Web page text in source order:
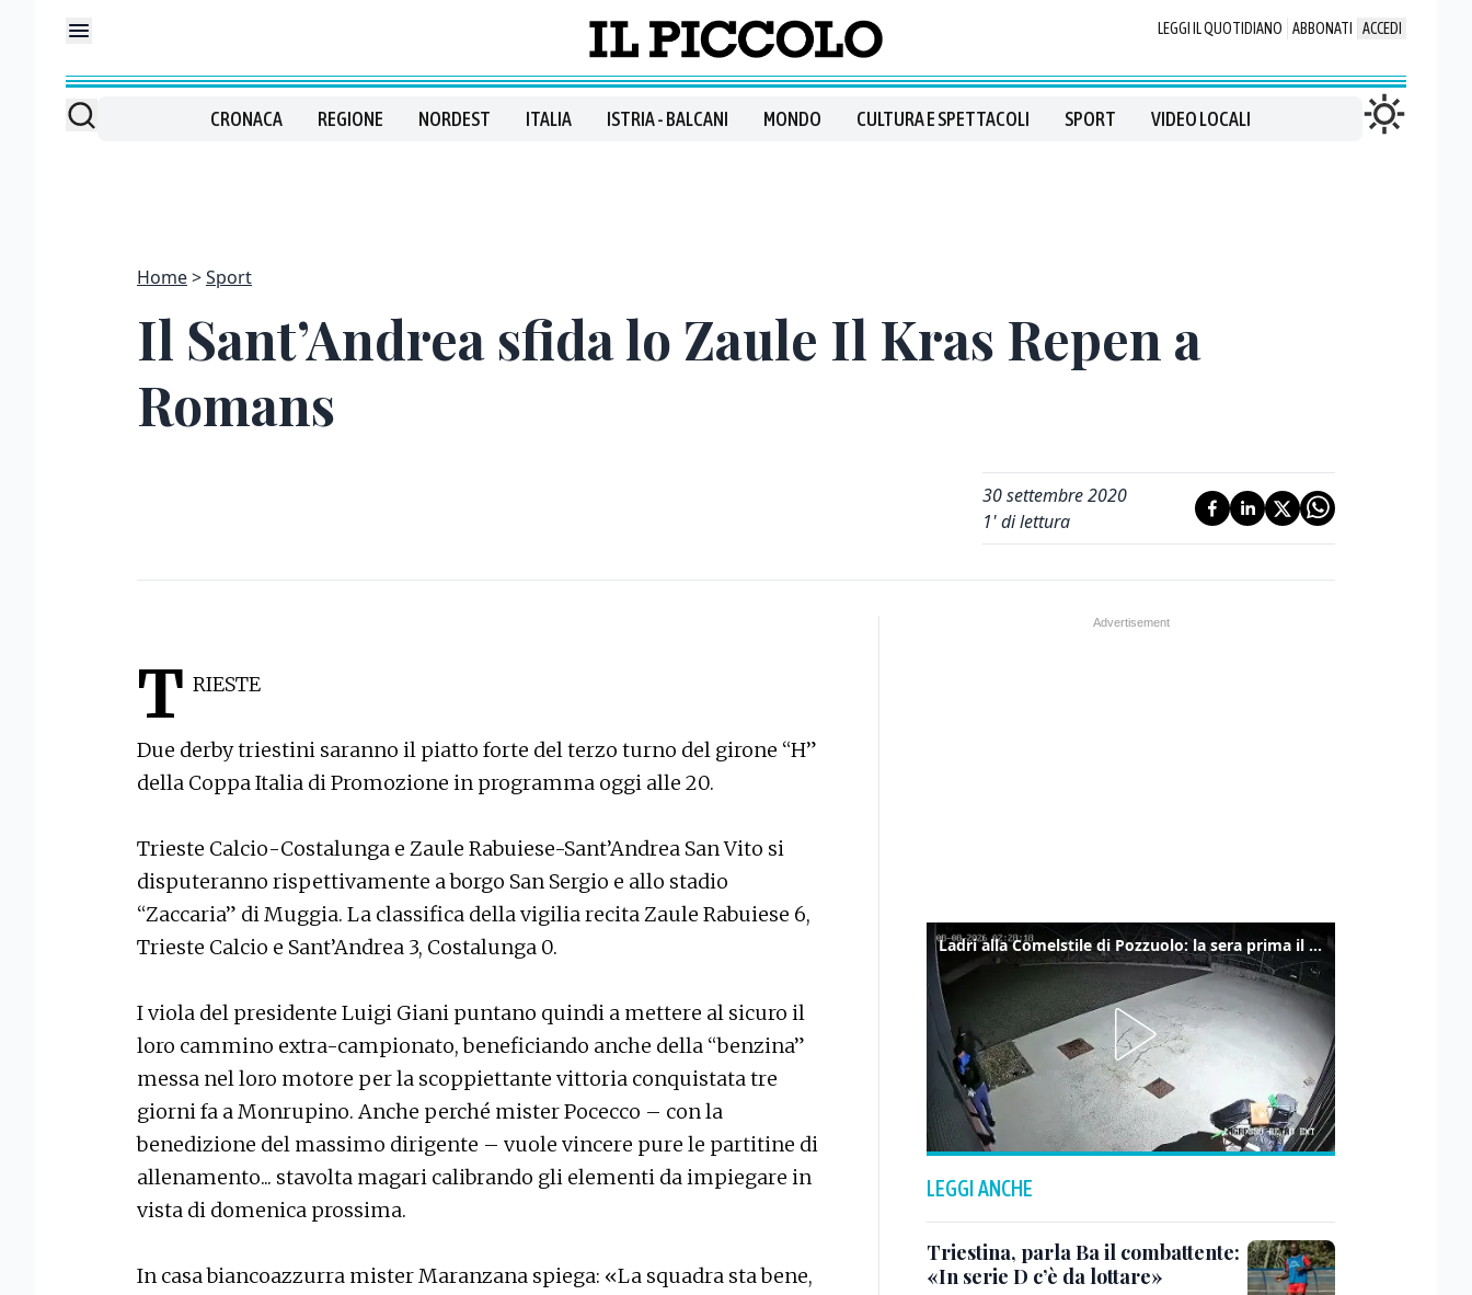
LEGGI IL QUOTIDIANO ABBONATI ACCEDI
CRONACA REGIONE NORDEST ITALIA ISTRIA - BALCANI MONDO CULTURA E SPETTACOLI SPORT VIDEO LOCALI
Home Sport
Il Sant’Andrea sfida lo Zaule Il Kras Repen a
Romans
30 settembre 2020
1' di lettura
T RIESTE
Due derby triestini saranno il piatto forte del terzo turno del girone “H”
della Coppa Italia di Promozione in programma oggi alle 20.
Trieste Calcio-Costalunga e Zaule Rabuiese-Sant’Andrea San Vito si
disputeranno rispettivamente a borgo San Sergio e allo stadio
“Zaccaria” di Muggia. La classifica della vigilia recita Zaule Rabuiese 6,
Trieste Calcio e Sant’Andrea 3, Costalunga 0.
I viola del presidente Luigi Giani puntano quindi a mettere al sicuro il
loro cammino extra-campionato, beneficiando anche della “benzina”
messa nel loro motore per la scoppiettante vittoria conquistata tre
giorni fa a Monrupino. Anche perché mister Pocecco – con la
benedizione del massimo dirigente – vuole vincere pure le partitine di
allenamento... stavolta magari calibrando gli elementi da impiegare in
vista di domenica prossima.
In casa biancoazzurra mister Maranzana spiega: «La squadra sta bene,
Ladri alla Comelstile di Pozzuolo: la sera prima il tentato furto a Buja, ecco le immagini
LEGGI ANCHE
Triestina, parla Ba il combattente:
«In serie D c’è da lottare»